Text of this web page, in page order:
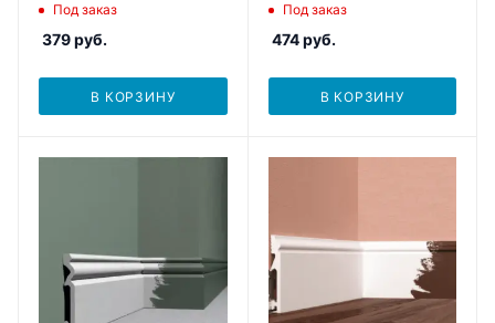
Под заказ
379руб.
В КОРЗИНУ
Под заказ
474руб.
В КОРЗИНУ